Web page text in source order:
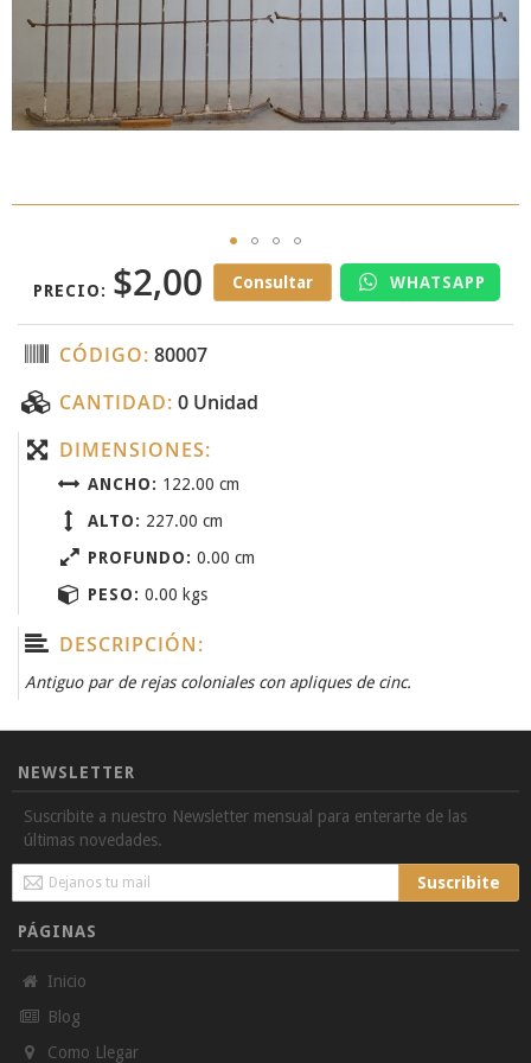
Consultar WHATSAPP
$2,00
PRECIO:
CÓDIGO: 80007
CANTIDAD: 0 Unidad
DIMENSIONES:
ANCHO: 122.00 cm
ALTO: 227.00 cm
PROFUNDO: 0.00 cm
PESO: 0.00 kgs
DESCRIPCIÓN:
Antiguo par de rejas coloniales con apliques de cinc.
beginning
of
the
images
gallery
NEWSLETTER
Suscribite a nuestro Newsletter mensual para enterarte de las
últimas novedades.
Sign
Up
for
Suscribite
PÁGINAS
Inicio
Blog
Como Llegar